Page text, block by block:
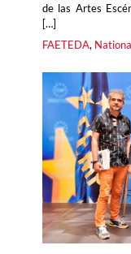
de las Artes
[…]
FAETEDA,